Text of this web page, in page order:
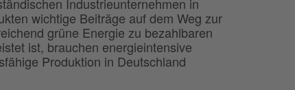
wichtige Beiträge auf dem Weg zur
grüne Energie zu bezahlbaren
ist, brauchen energieintensive
Produktion in Deutschland